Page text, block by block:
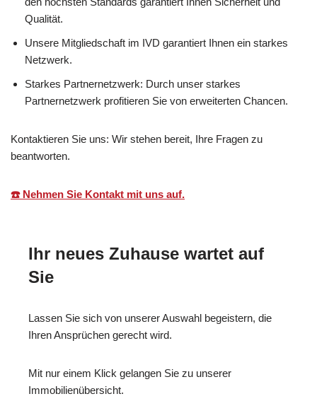
Qualität.
Unsere Mitgliedschaft im IVD garantiert Ihnen ein starkes
Netzwerk.
Starkes Partnernetzwerk: Durch unser starkes
Partnernetzwerk profitieren Sie von erweiterten Chancen.
Kontaktieren Sie uns: Wir stehen bereit, Ihre Fragen zu
beantworten.
☎️ Nehmen Sie Kontakt mit uns auf.
Ihr neues Zuhause wartet auf
Sie
Lassen Sie sich von unserer Auswahl begeistern, die
Ihren Ansprüchen gerecht wird.
Mit nur einem Klick gelangen Sie zu unserer
Immobilienübersicht.